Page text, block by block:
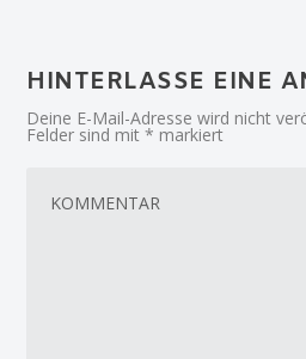
HINTERLASSE EINE
Deine E-Mail-Adresse wird nicht
Felder sind mit* markiert